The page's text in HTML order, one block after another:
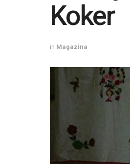
Koker
in Magazina